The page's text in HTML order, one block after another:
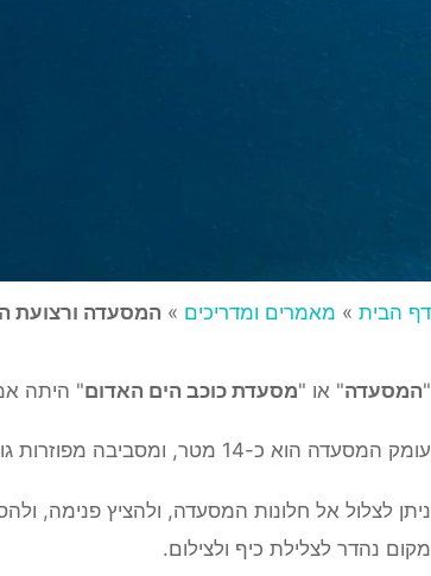
דף הבית » מאמרים ומדריכים » המסעדה ורצועת
"המסעדה" או "מסעדת כוכב הים האדום" היתה
עומק המסעדה הוא כ-14 מטר, ומסביבה מפוזרות גורטאות ורשתות. על קירות המסעדה, ועל הגרוטאות, התפתחו אלמוגים רבים, כך נוצר לו אתר צלילה נחמד ורדוד. 🪸
ניתן לצלול אל חלונות המסעדה, ולהציץ פנימה,
מקום נהדר לצלילת כיף ולצילום.